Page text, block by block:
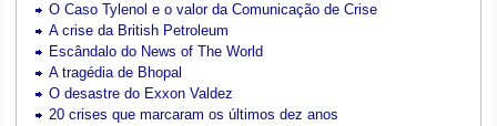
O Caso Tylenol e o valor da Comunicação de Crise
A crise da British Petroleum
Escândalo do News of The World
A tragédia de Bhopal
O desastre do Exxon Valdez
20 crises que marcaram os últimos dez anos